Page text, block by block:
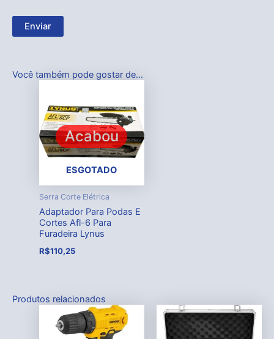
Você também pode gostar de…
Acabou
ESGOTADO
Serra Corte Elétrica
Adaptador Para Podas E
Cortes Afl-6 Para
Furadeira Lynus
R$110,25
Produtos relacionados